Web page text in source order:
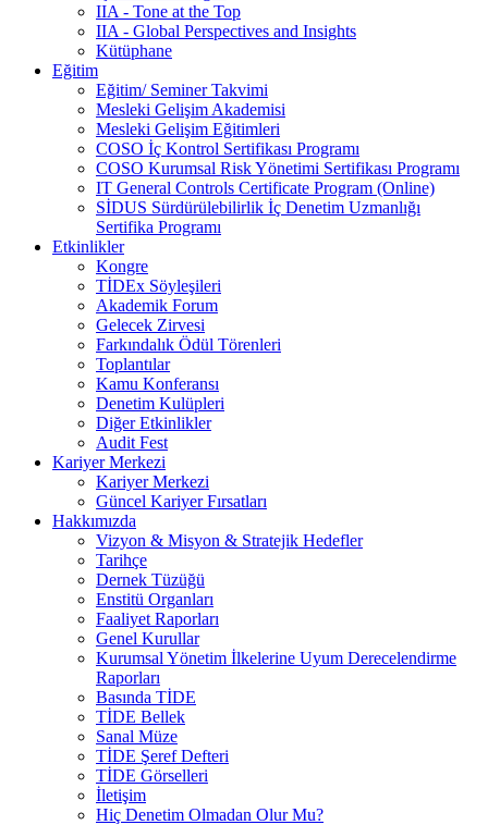
IIA - Tone at the Top
IIA - Global Perspectives and Insights
Kütüphane
Eğitim
Eğitim/ Seminer Takvimi
Mesleki Gelişim Akademisi
Mesleki Gelişim Eğitimleri
COSO İç Kontrol Sertifikası Programı
COSO Kurumsal Risk Yönetimi Sertifikası Programı
IT General Controls Certificate Program (Online)
SİDUS Sürdürülebilirlik İç Denetim Uzmanlığı
Sertifika Programı
Etkinlikler
Kongre
TİDEx Söyleşileri
Akademik Forum
Gelecek Zirvesi
Farkındalık Ödül Törenleri
Toplantılar
Kamu Konferansı
Denetim Kulüpleri
Diğer Etkinlikler
Audit Fest
Kariyer Merkezi
Kariyer Merkezi
Güncel Kariyer Fırsatları
Hakkımızda
Vizyon & Misyon & Stratejik Hedefler
Tarihçe
Dernek Tüzüğü
Enstitü Organları
Faaliyet Raporları
Genel Kurullar
Kurumsal Yönetim İlkelerine Uyum Derecelendirme
Raporları
Basında TİDE
TİDE Bellek
Sanal Müze
TİDE Şeref Defteri
TİDE Görselleri
İletişim
Hiç Denetim Olmadan Olur Mu?